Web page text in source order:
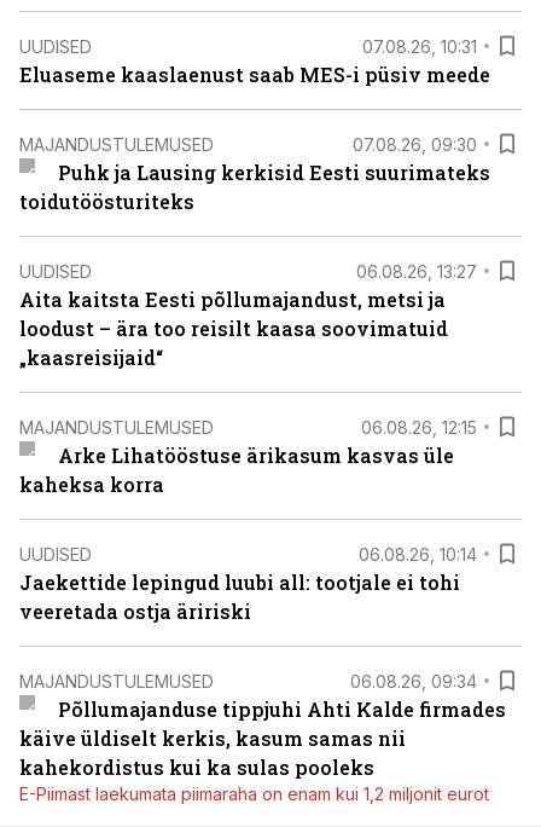
UUDISED 07.08.26, 10:31
Eluaseme kaaslaenust saab MES-i püsiv meede
MAJANDUSTULEMUSED 07.08.26, 09:30
Puhk ja Lausing kerkisid Eesti suurimateks
toidutöösturiteks
UUDISED 06.08.26, 13:27
Aita kaitsta Eesti põllumajandust, metsi ja
loodust – ära too reisilt kaasa soovimatuid
„kaasreisijaid“
MAJANDUSTULEMUSED 06.08.26, 12:15
Arke Lihatööstuse ärikasum kasvas üle
kaheksa korra
UUDISED 06.08.26, 10:14
Jaekettide lepingud luubi all: tootjale ei tohi
veeretada ostja äririski
MAJANDUSTULEMUSED 06.08.26, 09:34
Põllumajanduse tippjuhi Ahti Kalde firmades
käive üldiselt kerkis, kasum samas nii
kahekordistus kui ka sulas pooleks
E-Piimast laekumata piimaraha on enam kui 1,2 miljonit eurot